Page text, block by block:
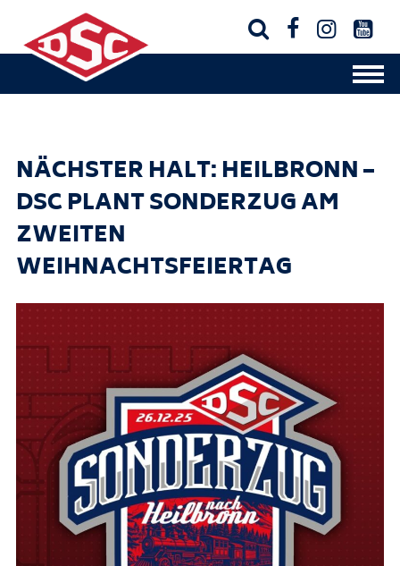
   
NÄCHSTER HALT: HEILBRONN –
DSC PLANT SONDERZUG AM
ZWEITEN
WEIHNACHTSFEIERTAG